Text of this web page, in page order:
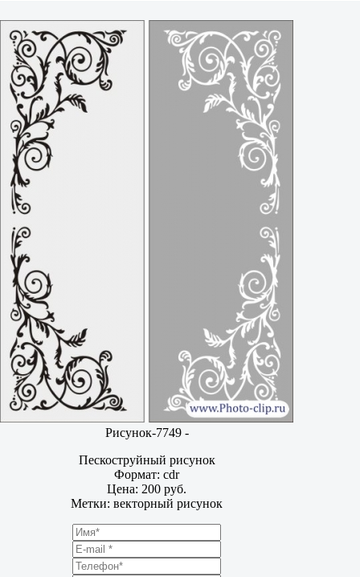
Рисунок-7749 -
Пескоструйный рисунок
Формат: cdr
Цена: 200 руб.
Метки: векторный рисунок